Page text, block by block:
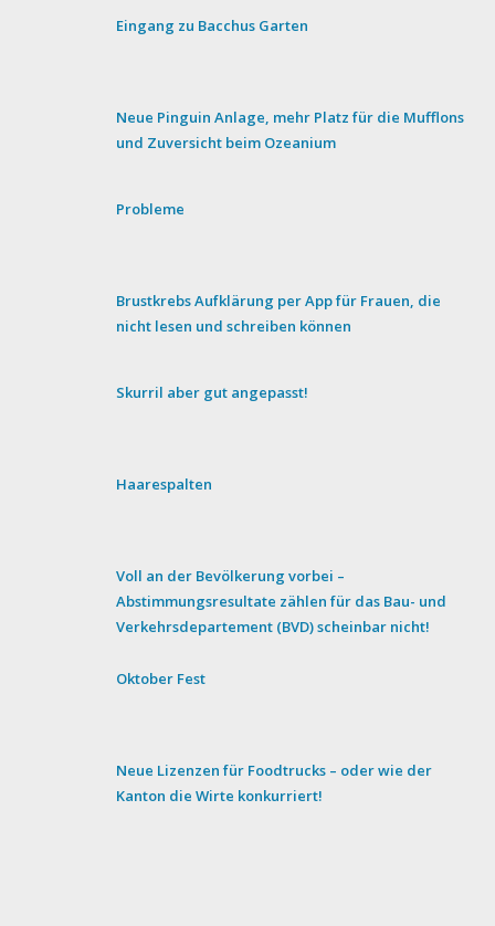
Eingang zu Bacchus Garten
Neue Pinguin Anlage, mehr Platz für die Mufflons
und Zuversicht beim Ozeanium
Probleme
Brustkrebs Aufklärung per App für Frauen, die
nicht lesen und schreiben können
Skurril aber gut angepasst!
Haarespalten
Voll an der Bevölkerung vorbei –
Abstimmungsresultate zählen für das Bau- und
Verkehrsdepartement (BVD) scheinbar nicht!
Oktober Fest
Neue Lizenzen für Foodtrucks – oder wie der
Kanton die Wirte konkurriert!